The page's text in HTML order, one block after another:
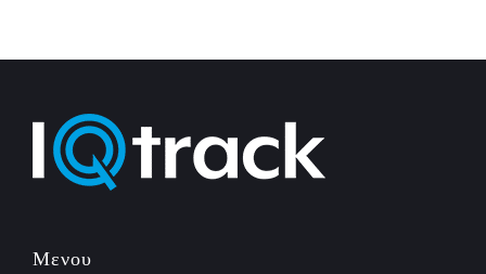
Μενου